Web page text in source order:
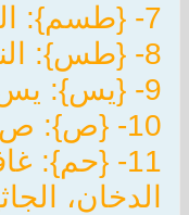
7- {طسم}: الشعراء، القصص.
8- {طس}: النمل.
9- {يس}: يس.
10- {ص}: ص.
11- {حم}:
الدخان،